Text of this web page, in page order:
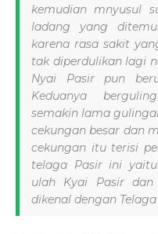
kemudian mnyusul
ladang yang
karena rasa sakit
tak diperdulikan lagi
Nyai Pasir pun
Keduanya
semakin lama
cekungan besar dan
cekungan itu terisi
telaga Pasir ini
ulah Kyai Pasir
dikenal dengan